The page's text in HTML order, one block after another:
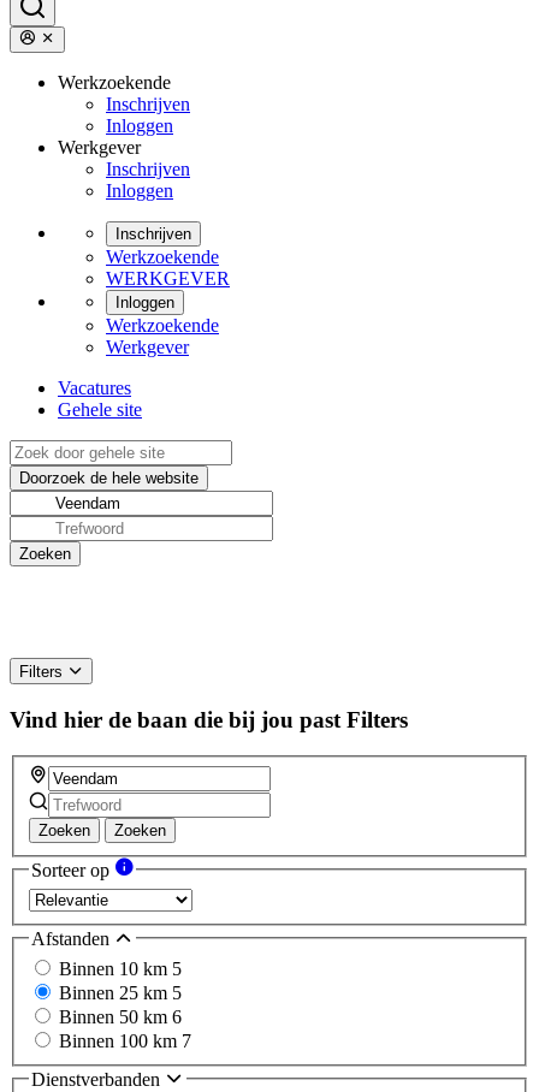
Werkzoekende
Inschrijven
Inloggen
Werkgever
Inschrijven
Inloggen
Inschrijven
Werkzoekende
WERKGEVER
Inloggen
Werkzoekende
Werkgever
Vacatures
Gehele site
Filters
Vind hier de baan die bij jou past Filters
Zoeken Zoeken
Sorteer op
Afstanden
Binnen 10 km 5
Binnen 25 km 5
Binnen 50 km 6
Binnen 100 km 7
Dienstverbanden